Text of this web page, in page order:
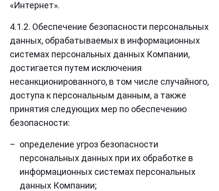
«Интернет».
4.1.2. Обеспечение безопасности персональных
данных, обрабатываемых в информационных
системах персональных данных Компании,
достигается путем исключения
несанкционированного, в том числе случайного,
доступа к персональным данным, а также
принятия следующих мер по обеспечению
безопасности:
определение угроз безопасности
персональных данных при их обработке в
информационных системах персональных
данных Компании;